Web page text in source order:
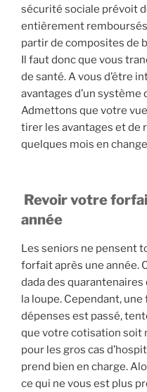
sécurité sociale prévoit
entièrement
partir de composites de
Il faut donc que vous
de santé. A vous d’être
avantages d’un système
Admettons que votre
tirer les avantages et de
quelques mois en
Revoir votre
année
Les seniors ne pensent
forfait après une année.
dada des
la loupe. Cependant,
dépenses est passé,
que votre cotisation soit
pour les gros cas
prend bien en charge.
ce qui ne vous est plus